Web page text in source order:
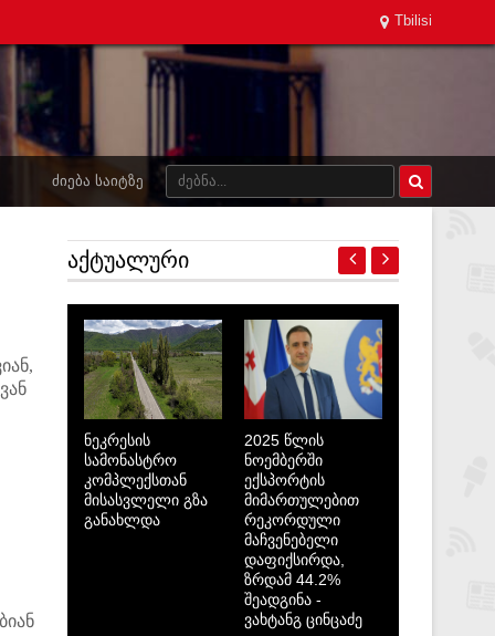
Tbilisi
ᲫᲘᲔᲑᲐ ᲡᲐᲘᲢᲖᲔ
ᲐᲥᲢᲣᲐᲚᲣᲠᲘ
ნეკრესის
სამონასტრო
კომპლექსთან
მისასვლელი გზა
განახლდა
2025 წლის
ნოემბერში
ექსპორტის
მიმართულებით
რეკორდული
მაჩვენებელი
დაფიქსირდა,
ზრდამ 44.2%
შეადგინა -
ვახტანგ ცინცაძე